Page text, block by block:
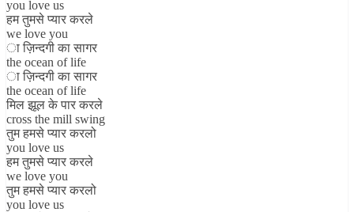
you love us
हम तुमसे प्यार करले
we love you
ा ज़िन्दगी का सागर
the ocean of life
ा ज़िन्दगी का सागर
the ocean of life
मिल झूल के पार करले
cross the mill swing
तुम हमसे प्यार करलो
you love us
हम तुमसे प्यार करले
we love you
तुम हमसे प्यार करलो
you love us